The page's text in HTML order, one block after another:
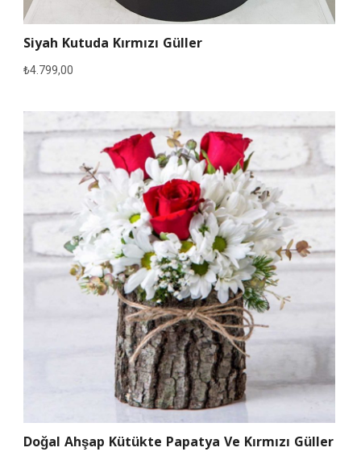
Siyah Kutuda Kırmızı Güller
₺4.799,00
Doğal Ahşap Kütükte Papatya Ve Kırmızı Güller